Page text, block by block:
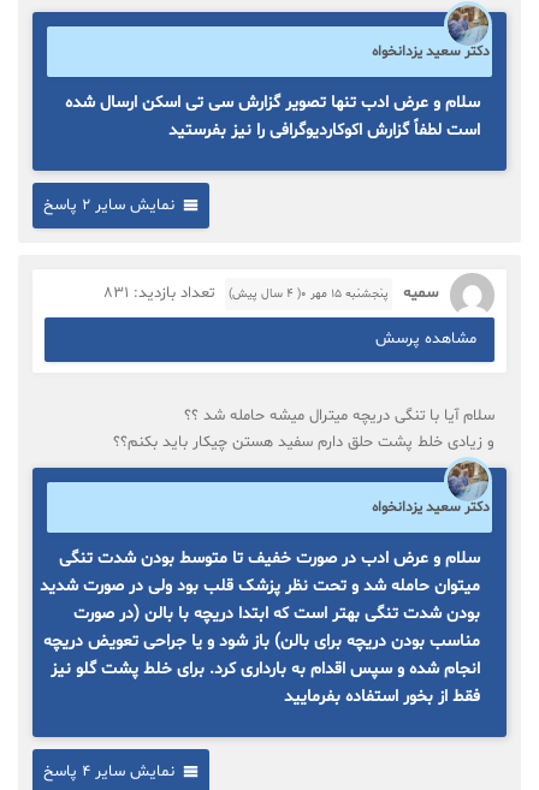
دکتر سعید یزدانخواه
سلام و عرض ادب تنها تصویر گزارش سی تی اسکن ارسال شده
است لطفاً گزارش اکوکاردیوگرافی را نیز بفرستید
نمایش سایر 2 پاسخ
سمیه پنجشنبه ۱۵ مهر ۰( 4 سال پیش) تعداد بازدید: 831
مشاهده پرسش
سلام آیا با تنگی دریچه میترال میشه حامله شد ؟؟
و زیادی خلط پشت حلق دارم سفید هستن چیکار باید بکنم؟؟
دکتر سعید یزدانخواه
سلام و عرض ادب در صورت خفیف تا متوسط بودن شدت تنگی
میتوان حامله شد و تحت نظر پزشک قلب بود ولی در صورت شدید
بودن شدت تنگی بهتر است که ابتدا دریچه با بالن (در صورت
مناسب بودن دریچه برای بالن) باز شود و یا جراحی تعویض دریچه
انجام شده و سپس اقدام به بارداری کرد. برای خلط پشت گلو نیز
فقط از بخور استفاده بفرمایید
نمایش سایر 4 پاسخ